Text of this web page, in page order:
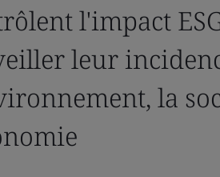
l'impact
leur
la